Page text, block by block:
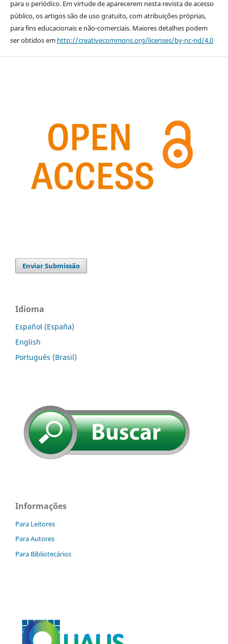
para o periódico. Em virtude de aparecerem nesta revista de acesso
público, os artigos são de uso gratuito, com atribuições próprias,
para fins educacionais e não-comerciais. Maiores detalhes podem
ser obtidos em http://creativecommons.org/licenses/by-nc-nd/4.0
Enviar Submissão
Idioma
Español (España)
English
Português (Brasil)
Informações
Para Leitores
Para Autores
Para Bibliotecários